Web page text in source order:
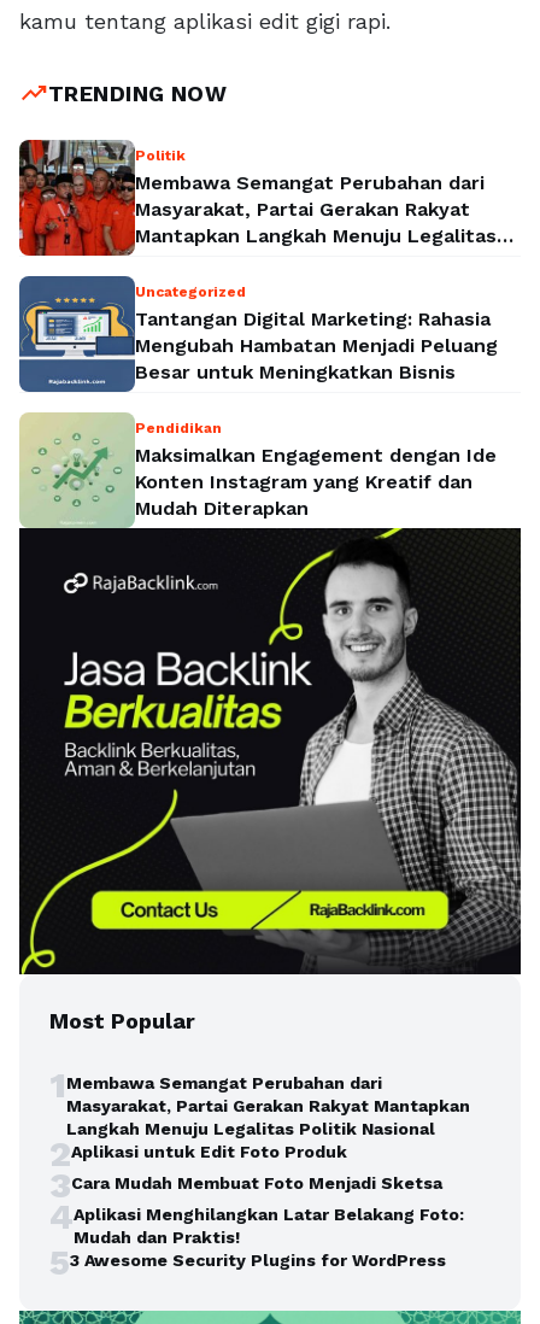
kamu tentang aplikasi edit gigi rapi.
trending_upTRENDING NOW
Politik
Membawa Semangat Perubahan dari
Masyarakat, Partai Gerakan Rakyat
Mantapkan Langkah Menuju Legalitas
Uncategorized
Tantangan Digital Marketing: Rahasia
Mengubah Hambatan Menjadi Peluang
Besar untuk Meningkatkan Bisnis
Pendidikan
Maksimalkan Engagement dengan Ide
Konten Instagram yang Kreatif dan
Mudah Diterapkan
Most Popular
1Membawa Semangat Perubahan dari
Masyarakat, Partai Gerakan Rakyat Mantapkan
Langkah Menuju Legalitas Politik Nasional
2Aplikasi untuk Edit Foto Produk
3Cara Mudah Membuat Foto Menjadi Sketsa
4Aplikasi Menghilangkan Latar Belakang Foto:
Mudah dan Praktis!
53 Awesome Security Plugins for WordPress